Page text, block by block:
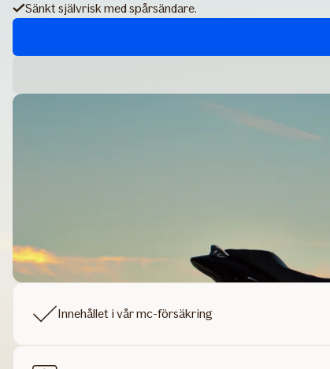
Sänkt självrisk med spårsändare.
Innehållet i vår mc-försäkring